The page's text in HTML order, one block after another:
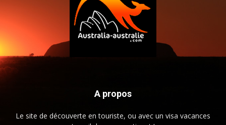
A propos
Le site de découverte en touriste, ou avec un visa vacances